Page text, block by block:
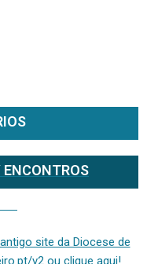
ENCONTROS
site da Diocese de
v2 ou clique aqui!